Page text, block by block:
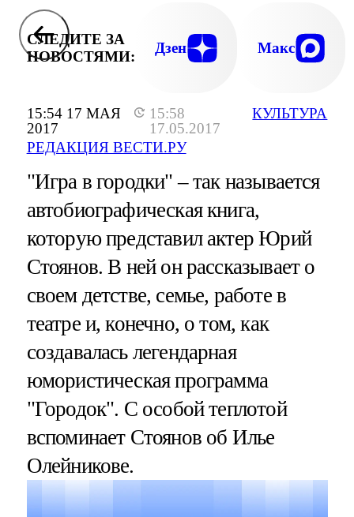
15:54 17 МАЯ
2017
15:58
17.05.2017
РЕДАКЦИЯ ВЕСТИ.РУ
КУЛЬТУРА
СЛЕДИТЕ ЗА
НОВОСТЯМИ:
Дзен Макс
"Игра в городки" – так называется
автобиографическая книга,
которую представил актер Юрий
Стоянов. В ней он рассказывает о
своем детстве, семье, работе в
театре и, конечно, о том, как
создавалась легендарная
юмористическая программа
"Городок". С особой теплотой
вспоминает Стоянов об Илье
Олейникове.